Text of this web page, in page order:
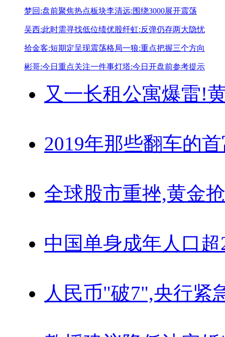
梦回:盘前聚焦热点板块李清远:围绕3000展开震荡
吴西:此时需寻找低位绩优股纤虹:反弹仍存两大隐忧
拾金客:短期定呈现震荡格局一狼:重点把握三个方向
彬哥:今日重点关注一件事灯塔:今日开盘前参考提示
又一长租公寓爆雷!
2019年那些翻车的
全球股市重挫,黄金
中国单身成年人口超
人民币"破7",央行紧